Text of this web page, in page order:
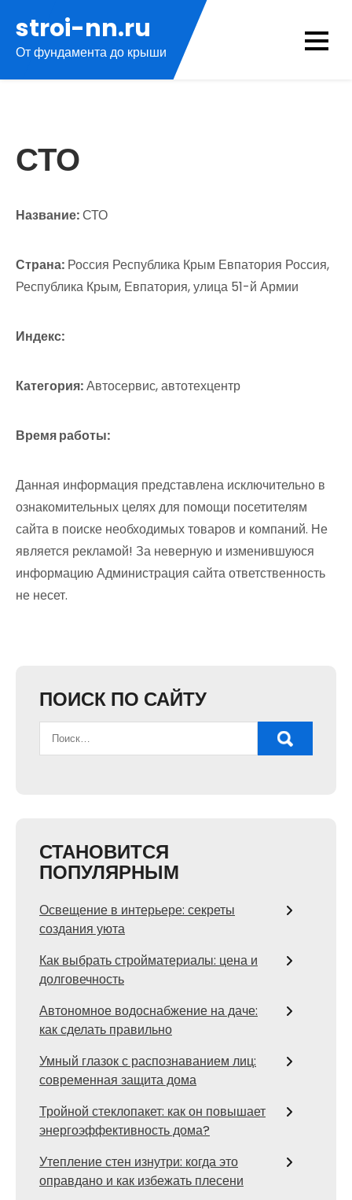
содержимому
stroi-nn.ru
От фундамента до крыши
СТО
Название:СТО
Страна: Россия Республика Крым Евпатория Россия,
Республика Крым, Евпатория, улица 51-й Армии
Индекс:
Категория:Автосервис, автотехцентр
Время работы:
Данная информация представлена исключительно в
ознакомительных целях для помощи посетителям
сайта в поиске необходимых товаров и компаний. Не
является рекламой! За неверную и изменившуюся
информацию Администрация сайта ответственность
не несет.
ПОИСК ПО САЙТУ
СТАНОВИТСЯ
ПОПУЛЯРНЫМ
Освещение в интерьере: секреты
создания уюта
Как выбрать стройматериалы: цена и
долговечность
Автономное водоснабжение на даче:
как сделать правильно
Умный глазок с распознаванием лиц:
современная защита дома
Тройной стеклопакет: как он повышает
энергоэффективность дома?
Утепление стен изнутри: когда это
оправдано и как избежать плесени